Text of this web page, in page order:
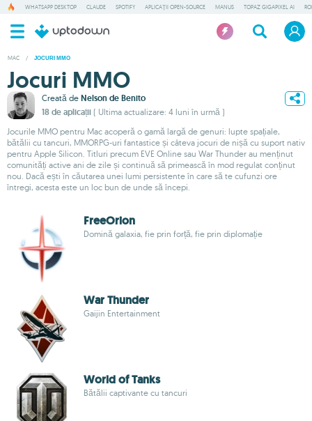
WHATSAPP DESKTOP CLAUDE SPOTIFY APLICAȚII OPEN-SOURCE MANUS TOPAZ GIGAPIXEL AI
MAC / JOCURI MMO
Jocuri MMO
Creată de Nelson de Benito
18 de aplicații ( Ultima actualizare: 4 luni în urmă )
Jocurile MMO pentru Mac acoperă o gamă largă de genuri: lupte spațiale,
bătălii cu tancuri, MMORPG-uri fantastice și câteva jocuri de nișă cu suport nativ
pentru Apple Silicon. Titluri precum EVE Online sau War Thunder au menținut
comunități active ani de zile și continuă să primească în mod regulat conținut
nou. Dacă ești în căutarea unei lumi persistente în care să te cufunzi ore
întregi, acesta este un loc bun de unde să începi.
FreeOrion
Domină galaxia, fie prin forță, fie prin diplomație
War Thunder
Gaijin Entertainment
World of Tanks
Bătălii captivante cu tancuri